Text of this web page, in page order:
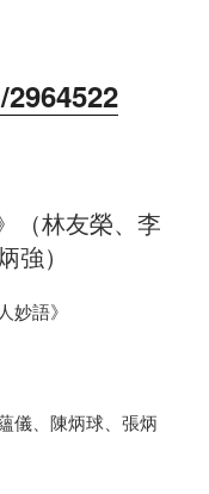
（林友榮、李
）
妙語》
儀、陳炳球、張炳